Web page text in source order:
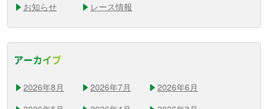
お知らせ レース情報
アーカイブ
2026年8月 2026年7月
2026年6月